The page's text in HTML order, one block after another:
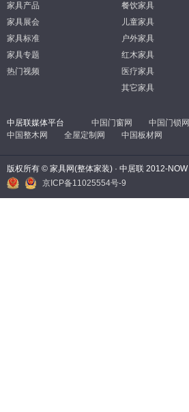
家具产品
家具展会
家具标准
家具专题
热门视频
餐饮家具
儿童家具
户外家具
红木家具
医疗家具
其它家具
中居联媒体平台 中国门窗网 中国门锁网
中国整木网
全屋定制网 中国板材网
版权所有 © 家具网(整体家装) · 中居联 2012-NOW
京ICP备11025554号-9